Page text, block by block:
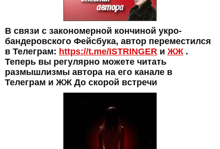
В связи с закономерной кончиной укро-
бандеровского Фейсбука, автор переместился
в Телеграм: https://t.me/ISTRINGER и ЖЖ.
Теперь вы регулярно можете читать
размышлизмы автора на его канале в
Телеграм и ЖЖ До скорой встречи